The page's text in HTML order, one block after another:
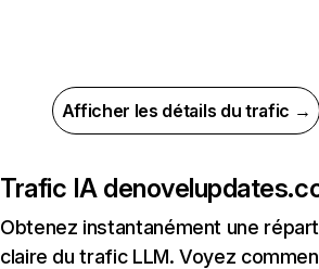
Afficher les détails du trafic →
Trafic IA de
Obtenez instantanément une
claire du trafic LLM. Voyez